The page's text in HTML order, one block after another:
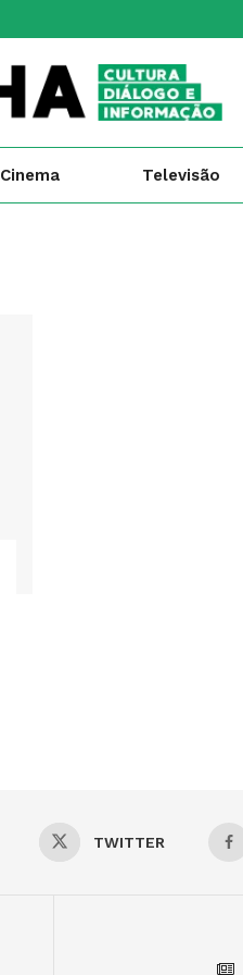
Cinema Televisão
TWITTER